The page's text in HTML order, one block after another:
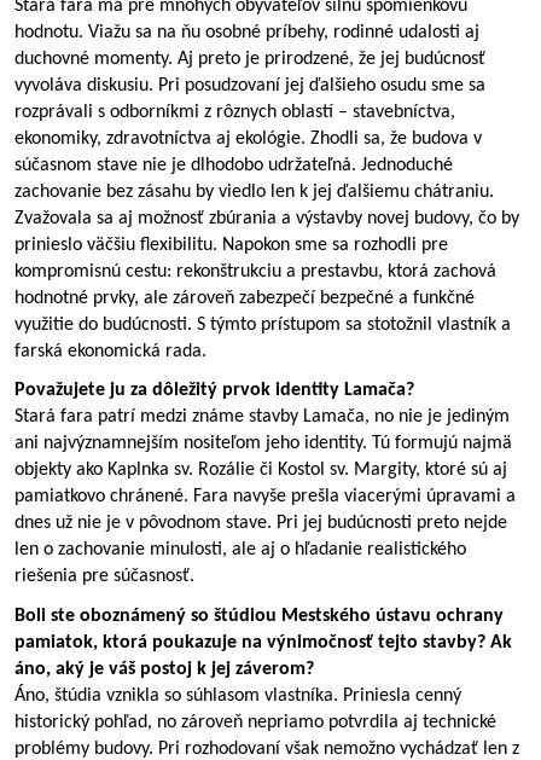
Stará fara má pre mnohých obyvateľov silnú spomienkovú
hodnotu. Viažu sa na ňu osobné príbehy, rodinné udalosti aj
duchovné momenty. Aj preto je prirodzené, že jej budúcnosť
vyvoláva diskusiu. Pri posudzovaní jej ďalšieho osudu sme sa
rozprávali s odborníkmi z rôznych oblastí – stavebníctva,
ekonomiky, zdravotníctva aj ekológie. Zhodli sa, že budova v
súčasnom stave nie je dlhodobo udržateľná. Jednoduché
zachovanie bez zásahu by viedlo len k jej ďalšiemu chátraniu.
Zvažovala sa aj možnosť zbúrania a výstavby novej budovy, čo by
prinieslo väčšiu flexibilitu. Napokon sme sa rozhodli pre
kompromisnú cestu: rekonštrukciu a prestavbu, ktorá zachová
hodnotné prvky, ale zároveň zabezpečí bezpečné a funkčné
využitie do budúcnosti. S týmto prístupom sa stotožnil vlastník a
farská ekonomická rada.
Považujete ju za dôležitý prvok identity Lamača?
Stará fara patrí medzi známe stavby Lamača, no nie je jediným
ani najvýznamnejším nositeľom jeho identity. Tú formujú najmä
objekty ako Kaplnka sv. Rozálie či Kostol sv. Margity, ktoré sú aj
pamiatkovo chránené. Fara navyše prešla viacerými úpravami a
dnes už nie je v pôvodnom stave. Pri jej budúcnosti preto nejde
len o zachovanie minulosti, ale aj o hľadanie realistického
riešenia pre súčasnosť.
Boli ste oboznámený so štúdiou Mestského ústavu ochrany
pamiatok, ktorá poukazuje na výnimočnosť tejto stavby? Ak
áno, aký je váš postoj k jej záverom?
Áno, štúdia vznikla so súhlasom vlastníka. Priniesla cenný
historický pohľad, no zároveň nepriamo potvrdila aj technické
problémy budovy. Pri rozhodovaní však nemožno vychádzať len z